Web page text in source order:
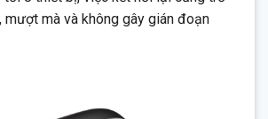
mượt mà và không gây gián đoạn